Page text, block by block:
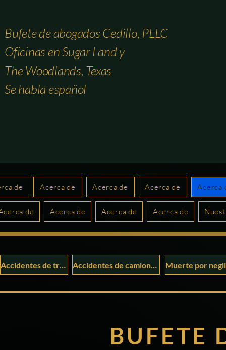
Bufete de abogados Cedillo, PLLC
Oficinas en Sugar Land y
The Woodlands, Texas
Se habla español
de Acerca de Acerca de Acerca de Acerca
de Acerca de Acerca de Acerca de
BUFETE